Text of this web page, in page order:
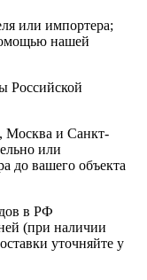
или импортера;
нашей
Российской
Москва и Санкт-
или
до вашего объекта
в РФ
(при наличии
уточняйте у